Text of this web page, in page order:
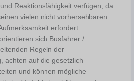
Reaktionsfähigkeit verfügen, da
vielen nicht vorhersehbaren
erfordert.
sich Busfahrer /
Regeln der
achten auf die gesetzlich
und können mögliche